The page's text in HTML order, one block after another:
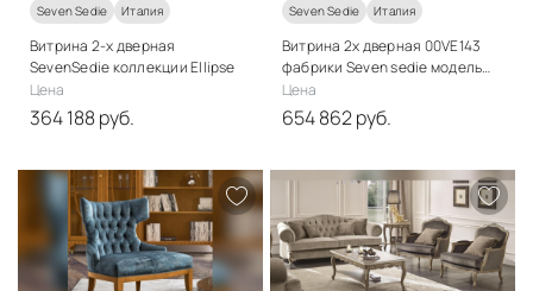
Seven Sedie Италия
Витрина 2-х дверная
SevenSedie коллекции Ellipse
Цена
364 188 руб.
классический
Подробнее
В корзину
Seven Sedie Италия
Витрина 2х дверная 00VE143
фабрики Seven sedie модель
Butterfly
Цена
654 862 руб.
классический
Подробнее
В корзину